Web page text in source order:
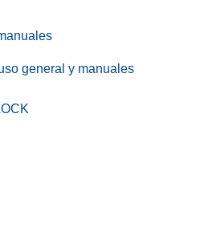
general y manuales